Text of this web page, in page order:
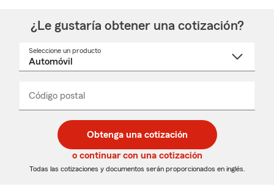
¿Le gustaría obtener una cotización?
Seleccione un producto
desplegable
Código postal
de
5
dígitos
de
5
dígitos
_____
Obtenga una cotización
o continuar con una cotización
Todas las cotizaciones y documentos serán proporcionados en inglés.